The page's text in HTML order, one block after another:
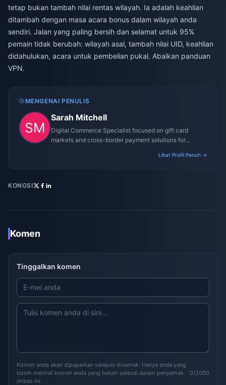
tetap bukan tambah nilai rentas wilayah. Ia adalah keahlian
ditambah dengan masa acara bonus dalam wilayah anda
sendiri. Jalan yang paling bersih dan selamat untuk 95%
pemain tidak berubah: wilayah asal, tambah nilai UID, keahlian
didahulukan, acara untuk pembelian pukal. Abaikan panduan
VPN.
MENGENAI PENULIS
Sarah Mitchell
Digital Commerce Specialist focused on gift card
markets and cross-border payment solutions for
Lihat Profil Penuh →
KONGSI
Komen
Tinggalkan komen
Komen anda akan dipaparkan selepas disemak. Hanya anda yang
boleh melihat komen anda yang belum selesai dalam penyemak
imbas ini.
0/2000